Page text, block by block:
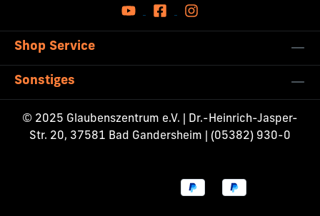
Shop Service
Sonstiges
© 2025 Glaubenszentrum e.V. | Dr.-Heinrich-Jasper-
Str. 20, 37581 Bad Gandersheim | (05382) 930-0